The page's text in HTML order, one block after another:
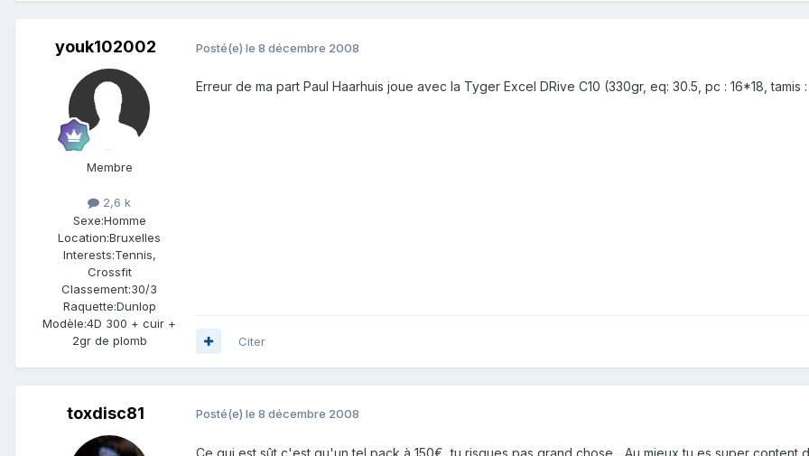
youk102002
Membre
2,6 k
Sexe:Homme
Location:Bruxelles
Interests:Tennis,
Crossfit
Classement:30/3
Raquette:Dunlop
Modèle:4D 300 + cuir +
2gr de plomb
Posté(e) le 8 décembre 2008
Erreur de ma part Paul Haarhuis joue avec la Tyger Excel DRive C10 (330gr, eq: 30.5, pc : 16*18, tamis
Citer
toxdisc81 Posté(e) le 8 décembre 2008
Ce qui est sût c'est qu'un tel pack à 150€, tu risques pas grand chose... Au mieux tu es super content